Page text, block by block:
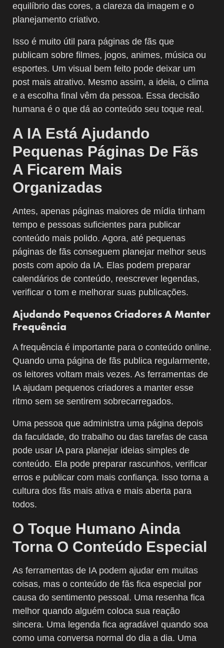
equilíbrio das cores, a clareza da imagem e o
planejamento criativo.
Isso é muito útil para páginas de fãs que
publicam sobre filmes, jogos, animes, música ou
esportes. Um visual bem feito pode deixar um
post mais atrativo. Mesmo assim, a ideia, o clima
e a escolha final vêm da pessoa. Essa decisão
humana é o que dá ao conteúdo seu toque real.
A IA Está Ajudando
Pequenas Páginas De Fãs
A Ficarem Mais
Organizadas
Antes, apenas páginas maiores de mídia tinham
tempo e pessoas suficientes para publicar
conteúdo mais polido. Agora, até pequenas
páginas de fãs conseguem planejar melhor seus
posts com apoio da IA. Elas podem preparar
calendários de conteúdo, reescrever legendas,
verificar o tom e melhorar suas publicações.
Ajudando Pequenos Criadores A Manter
Frequência
A frequência é importante para o conteúdo online.
Quando uma página de fãs publica regularmente,
os leitores voltam mais vezes. As ferramentas de
IA ajudam pequenos criadores a manter esse
ritmo sem se sentirem sobrecarregados.
Uma pessoa que administra uma página depois
da faculdade, do trabalho ou das tarefas de casa
pode usar IA para planejar ideias simples de
conteúdo. Ela pode preparar rascunhos, verificar
erros e publicar com mais confiança. Isso torna a
cultura dos fãs mais ativa e mais aberta para
todos.
O Toque Humano Ainda
Torna O Conteúdo Especial
As ferramentas de IA podem ajudar em muitas
coisas, mas o conteúdo de fãs fica especial por
causa do sentimento pessoal. Uma resenha fica
melhor quando alguém coloca sua reação
sincera. Uma legenda fica agradável quando soa
como uma conversa normal do dia a dia. Uma